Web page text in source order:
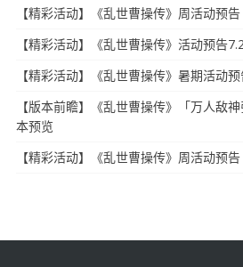
【精彩活动】《乱世曹操传》周活动预告
【精彩活动】《乱世曹操传》活动预告
【精彩活动】《乱世曹操传》暑期活动
【版本前瞻】《乱世曹操传》「万人敌
本预览
【精彩活动】《乱世曹操传》周活动预